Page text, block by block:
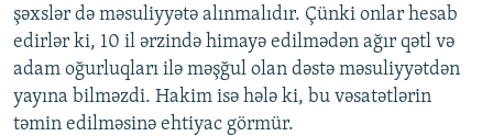
şəxslər də məsuliyyətə alınmalıdır. Çünki onlar hesab
edirlər ki, 10 il ərzində himayə edilmədən ağır qətl və
adam oğurluqları ilə məşğul olan dəstə məsuliyyətdən
yayına bilməzdi. Hakim isə hələ ki, bu vəsatətlərin
təmin edilməsinə ehtiyac görmür.